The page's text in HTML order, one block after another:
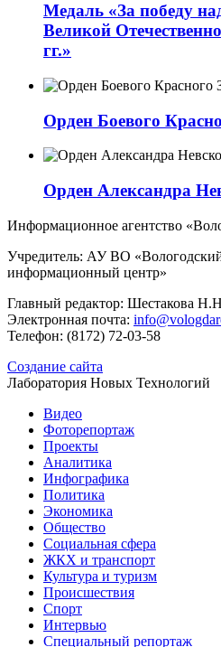
Медаль «За победу
Великой
гг.»
Орден Боевого
Орден Александра
Информационное агентство
Учредитель: АУ ВО
информационный центр»
Главный редактор: Шестакова
Электронная почта:
Телефон: (8172) 72-03-58
Создание сайта
Лаборатория Новых Технологий
Видео
Фоторепортаж
Проекты
Аналитика
Инфографика
Политика
Экономика
Общество
Социальная сфера
ЖКХ и транспорт
Культура и туризм
Происшествия
Спорт
Интервью
Специальный репортаж